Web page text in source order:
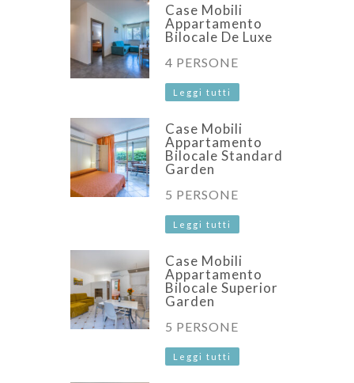
Case Mobili
Appartamento
Bilocale De Luxe
4 PERSONE
Leggi tutti
Case Mobili
Appartamento
Bilocale Standard
Garden
5 PERSONE
Leggi tutti
Case Mobili
Appartamento
Bilocale Superior
Garden
5 PERSONE
Leggi tutti